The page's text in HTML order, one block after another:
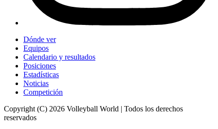
Dónde ver
Equipos
Calendario y resultados
Posiciones
Estadísticas
Noticias
Competición
Copyright (C) 2026 Volleyball World | Todos los derechos
reservados